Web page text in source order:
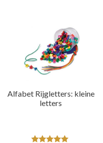
Alfabet Rijgletters: kleine
letters